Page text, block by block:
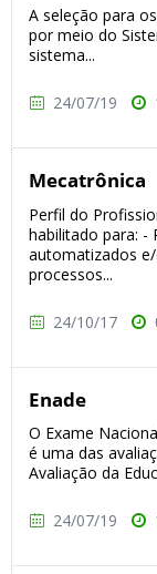
A seleção para
por meio do
sistema...
24/07/19
Mecatrônica
Perfil do
habilitado para: -
automatizados
processos...
24/10/17
Enade
O Exame
é uma das
Avaliação da
24/07/19